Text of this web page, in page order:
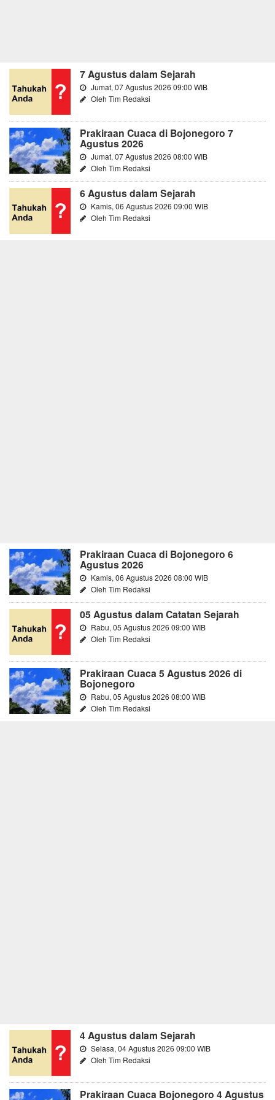
7 Agustus dalam Sejarah
Jumat, 07 Agustus 2026 09:00 WIB
Oleh Tim Redaksi
Prakiraan Cuaca di Bojonegoro 7
Agustus 2026
Jumat, 07 Agustus 2026 08:00 WIB
Oleh Tim Redaksi
6 Agustus dalam Sejarah
Kamis, 06 Agustus 2026 09:00 WIB
Oleh Tim Redaksi
Prakiraan Cuaca di Bojonegoro 6
Agustus 2026
Kamis, 06 Agustus 2026 08:00 WIB
Oleh Tim Redaksi
05 Agustus dalam Catatan Sejarah
Rabu, 05 Agustus 2026 09:00 WIB
Oleh Tim Redaksi
Prakiraan Cuaca 5 Agustus 2026 di
Bojonegoro
Rabu, 05 Agustus 2026 08:00 WIB
Oleh Tim Redaksi
4 Agustus dalam Sejarah
Selasa, 04 Agustus 2026 09:00 WIB
Oleh Tim Redaksi
Prakiraan Cuaca Bojonegoro 4 Agustus